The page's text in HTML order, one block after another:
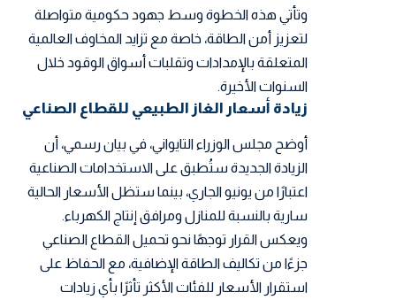
وتأتي هذه الخطوة وسط جهود حكومية متواصلة
لتعزيز أمن الطاقة، خاصة مع تزايد المخاوف العالمية
المتعلقة بالإمدادات وتقلبات أسواق الوقود خلال
السنوات الأخيرة.
زيادة أسعار الغاز الطبيعي للقطاع الصناعي
أوضح مجلس الوزراء التايواني، في بيان رسمي، أن
الزيادة الجديدة ستُطبق على الاستخدامات الصناعية
اعتبارًا من يونيو الجاري، بينما ستظل الأسعار الحالية
سارية بالنسبة للمنازل ومرافق إنتاج الكهرباء.
ويعكس القرار توجهًا نحو تحميل القطاع الصناعي
جزءًا من تكاليف الطاقة الإضافية، مع الحفاظ على
استقرار الأسعار للفئات الأكثر تأثرًا بأي زيادات